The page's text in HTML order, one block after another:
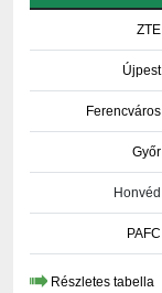
ZTE
Újpest
Ferencváros
Győr
Honvéd
PAFC
Részletes tabella